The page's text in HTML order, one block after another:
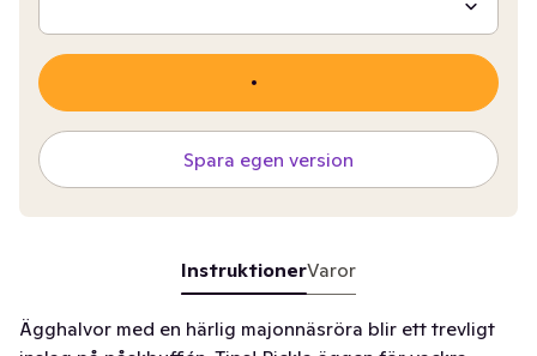
Spara egen version
InstruktionerVaror
Ägghalvor med en härlig majonnäsröra blir ett trevligt